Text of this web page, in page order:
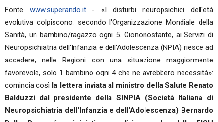
Fonte www.superando.it- «I disturbi neuropsichici dell'età
evolutiva colpiscono, secondo l'Organizzazione Mondiale della
Sanità, un bambino/ragazzo ogni 5. Ciononostante, ai Servizi di
Neuropsichiatria dell'Infanzia e dell'Adolescenza (NPIA) riesce ad
accedere, nelle Regioni con una situazione maggiormente
favorevole, solo 1 bambino ogni 4 che ne avrebbero necessità»:
comincia così la lettera inviata al ministro della Salute Renato
Balduzzi dal presidente della SINPIA (Società Italiana di
Neuropsichiatria dell'Infanzia e dell'Adolescenza) Bernardo